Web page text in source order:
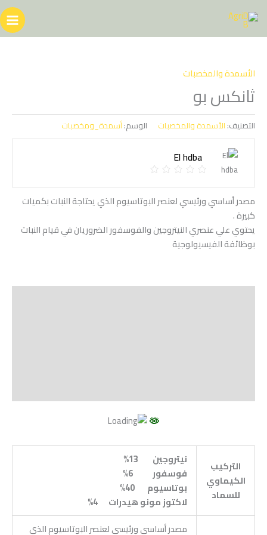
إلى
المحتوى
الأسمدة والمخصبات
ثانكس بو
التصنيف: الأسمدة والمخصبات الوسم:أسمدة_ومخصبات
El hdba
مصدر أساسي ورئيسي لعنصر البوتاسيوم الذي يحتاجة النبات بكميات
كبيرة .
يحتوي علي عنصري النيتروجين والفوسفور الضروريان في قيام النبات
بوظائفة الفيسيولوجية
التركيب
الكيماوي
للسماد
نيتروجين 13%
فوسفور 6%
بوتاسيوم 40%
لاكتوز مونو هيدرات 4%
مصدر أساسي ورئيسي لعنصر البوتاسيوم الذي